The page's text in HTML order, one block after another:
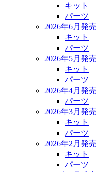
キット
パーツ
2026年6月発売
キット
パーツ
2026年5月発売
キット
パーツ
2026年4月発売
パーツ
2026年3月発売
キット
パーツ
2026年2月発売
キット
パーツ